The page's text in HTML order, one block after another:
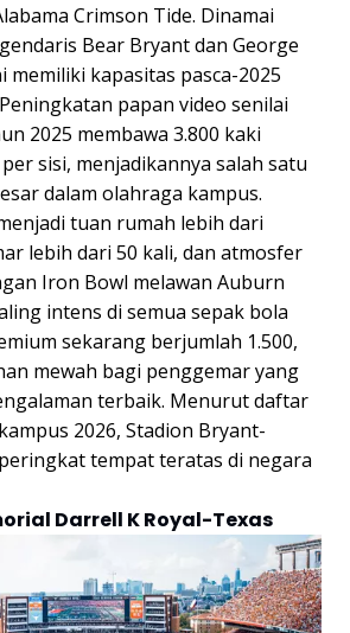
Crimson Tide. Dinamai
Bear Bryant dan George
memiliki kapasitas pasca-2025
papan video senilai
2025 membawa 3.800 kaki
sisi, menjadikannya salah satu
dalam olahraga kampus.
tuan rumah lebih dari
lebih dari 50 kali, dan atmosfer
Iron Bowl melawan Auburn
intens di semua sepak bola
sekarang berjumlah 1.500,
mewah bagi penggemar yang
terbaik. Menurut daftar
2026, Stadion Bryant-
tempat teratas di negara
Darrell K Royal-Texas